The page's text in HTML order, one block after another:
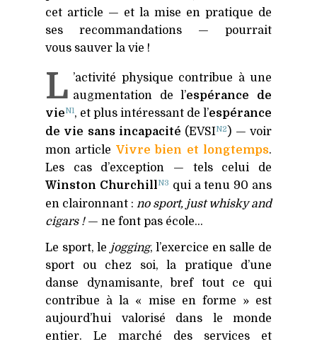
cet article — et la mise en pratique de
ses recommandations — pourrait
vous sauver la vie !
L ’activité physique contribue à une
augmentation de l’espérance de
vieN1, et plus intéressant de l’espérance
de vie sans incapacité (EVSIN2 ) — voir
mon article Vivre bien et longtemps.
Les cas d’exception — tels celui de
Winston ChurchillN3 qui a tenu 90 ans
en claironnant : no sport, just whisky and
cigars !— ne font pas école…
Le sport, le jogging, l’exercice en salle de
sport ou chez soi, la pratique d’une
danse dynamisante, bref tout ce qui
contribue à la « mise en forme » est
aujourd’hui valorisé dans le monde
entier. Le marché des services et